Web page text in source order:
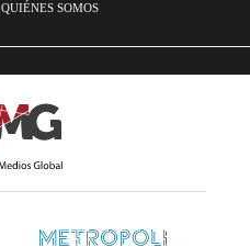
QUIÉNES SOMOS